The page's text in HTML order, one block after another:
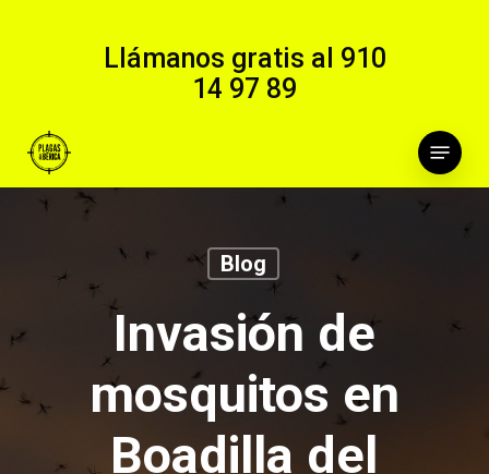
Llámanos gratis al 910
14 97 89
Menu
Blog
Invasión de
mosquitos en
Boadilla del